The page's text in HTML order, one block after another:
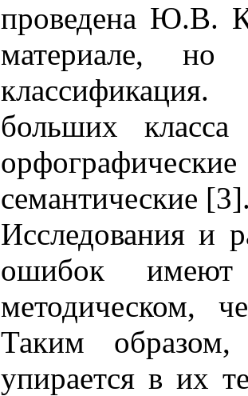
проведена Ю.В.
материале, но
больших
семантические
Исследования и
ошибок
методическом,
Таким образом,
упирается в их